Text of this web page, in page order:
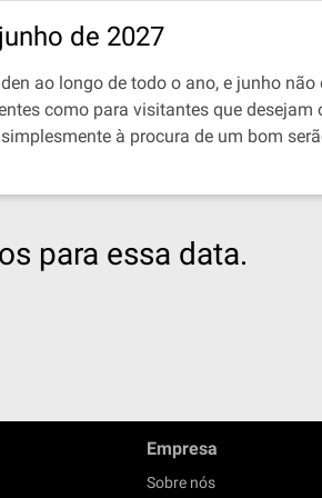
de 2027
ao longo de todo o ano, e junho
como para visitantes que
à procura de um bom
para essa data.
Empresa
Sobre nós